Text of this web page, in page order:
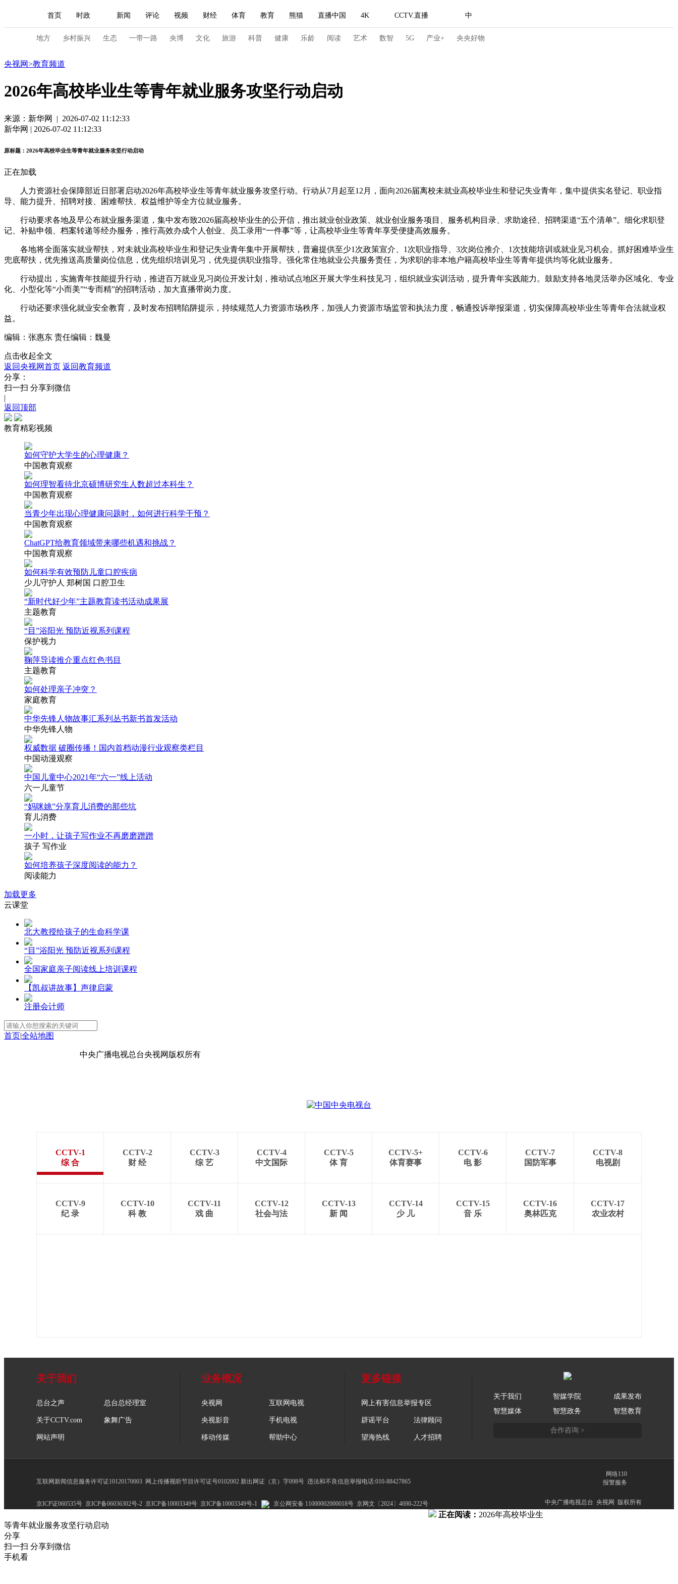
首页 时政 新闻 评论 视频 财经 体育 教育 熊猫 直播中国 4K CCTV.直播 中
人民领袖习近平 中国领导人 央视快评 习式妙语 热解读 天天学习
直播 栏目大全 节目单 听音 微视频 主持人 下载央视影音
海外频道 iPanda English Монгол
地方 乡村振兴 生态 一带一路 央博 文化 旅游 科普 健康 乐龄 阅读 艺术 数智 5G 产业+ 央央好物
新闻 国内 国际
人民领袖习近平
体育 直播 竞猜 2026年世界杯 2026年冬奥会
VIP会员 CCTV奥林匹克频道 生活体育大会 体育江湖 文化体育 冰雪道路 足球道路
大国智造 大国展会 大国保险 云顶对话 云起 超级工厂 智敬中国 全民健康 颜选攻略 海洋 时尚 天气 才艺 网展 央央好物
央视网>教育频道
2026年高校毕业生等青年就业服务攻坚行动启动
来源：新华网 | 2026-07-02 11:12:33
新华网 | 2026-07-02 11:12:33
原标题：2026年高校毕业生等青年就业服务攻坚行动启动
正在加载
人力资源社会保障部近日部署启动2026年高校毕业生等青年就业服务攻坚行动。行动从7月起至12月，面向2026届离校未就业高校毕业生和登记失业青年，集中提供实名登记、职业指
导、能力提升、招聘对接、困难帮扶、权益维护等全方位就业服务。
行动要求各地及早公布就业服务渠道，集中发布致2026届高校毕业生的公开信，推出就业创业政策、就业创业服务项目、服务机构目录、求助途径、招聘渠道“五个清单”。细化求职登
记、补贴申领、档案转递等经办服务，推行高效办成个人创业、员工录用“一件事”等，让高校毕业生等青年享受便捷高效服务。
各地将全面落实就业帮扶，对未就业高校毕业生和登记失业青年集中开展帮扶，普遍提供至少1次政策宣介、1次职业指导、3次岗位推介、1次技能培训或就业见习机会。抓好困难毕业生
兜底帮扶，优先推送高质量岗位信息，优先组织培训见习，优先提供职业指导。强化常住地就业公共服务责任，为求职的非本地户籍高校毕业生等青年提供均等化就业服务。
行动提出，实施青年技能提升行动，推进百万就业见习岗位开发计划，推动试点地区开展大学生科技见习，组织就业实训活动，提升青年实践能力。鼓励支持各地灵活举办区域化、专业
化、小型化等“小而美”“专而精”的招聘活动，加大直播带岗力度。
行动还要求强化就业安全教育，及时发布招聘陷阱提示，持续规范人力资源市场秩序，加强人力资源市场监管和执法力度，畅通投诉举报渠道，切实保障高校毕业生等青年合法就业权
益。
编辑：张惠东 责任编辑：魏曼
点击收起全文
返回央视网首页 返回教育频道
分享：
扫一扫 分享到微信
|
返回顶部
教育精彩视频
如何守护大学生的心理健康？
中国教育观察
如何理智看待北京硕博研究生人数超过本科生？
中国教育观察
当青少年出现心理健康问题时，如何进行科学干预？
中国教育观察
ChatGPT给教育领域带来哪些机遇和挑战？
中国教育观察
如何科学有效预防儿童口腔疾病
少儿守护人 郑树国 口腔卫生
“新时代好少年”主题教育读书活动成果展
主题教育
“目”浴阳光 预防近视系列课程
保护视力
鞠萍导读推介重点红色书目
主题教育
如何处理亲子冲突？
家庭教育
中华先锋人物故事汇系列丛书新书首发活动
中华先锋人物
权威数据 破圈传播！国内首档动漫行业观察类栏目
中国动漫观察
中国儿童中心2021年“六一”线上活动
六一儿童节
“妈咪姚”分享育儿消费的那些坑
育儿消费
一小时，让孩子写作业不再磨磨蹭蹭
孩子 写作业
如何培养孩子深度阅读的能力？
阅读能力
加载更多
云课堂
北大教授给孩子的生命科学课
“目”浴阳光 预防近视系列课程
全国家庭亲子阅读线上培训课程
【凯叔讲故事】声律启蒙
注册会计师
首页|全站地图
中央广播电视总台央视网 版权所有
CCTV-1
综 合
CCTV-2
财 经
CCTV-3
综 艺
CCTV-4
中文国际
CCTV-5
体 育
CCTV-5+
体育赛事
CCTV-6
电 影
CCTV-7
国防军事
CCTV-8
电视剧
CCTV-9
纪 录
CCTV-10
科 教
CCTV-11
戏 曲
CCTV-12
社会与法
CCTV-13
新 闻
CCTV-14
少 儿
CCTV-15
音 乐
CCTV-16
奥林匹克
CCTV-17
农业农村
关于我们
总台之声 总台总经理室
关于CCTV.com 象舞广告
网站声明
业务概况
央视网 互联网电视
央视影音 手机电视
移动传媒 帮助中心
更多链接
网上有害信息举报专区
辟谣平台 法律顾问
望海热线 人才招聘
关于我们 智媒学院
成果发布
智慧媒体
智慧政务 智慧教育
合作咨询 >
互联网新闻信息服务许可证10120170003 网上传播视听节目许可证号0102002 新出网证（京）字098号 违法和不良信息举报电话:010-88427865
京ICP证060535号 京ICP备06036302号-2 京ICP备10003349号 京ICP备10003349号-1 京公网安备 11000002000018号 京网文〔2024〕4690-222号
网络110
报警服务
中央广播电视总台 央视网 版权所有
正在阅读： 2026年高校毕业生
等青年就业服务攻坚行动启动
分享
扫一扫 分享到微信
手机看